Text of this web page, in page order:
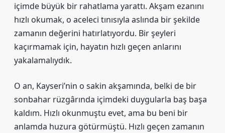
içimde büyük bir rahatlama yarattı. Akşam ezanını
hızlı okumak, o aceleci tınısıyla aslında bir şekilde
zamanın değerini hatırlatıyordu. Bir şeyleri
kaçırmamak için, hayatın hızlı geçen anlarını
yakalamalıydık.
O an, Kayseri’nin o sakin akşamında, belki de bir
sonbahar rüzgârında içimdeki duygularla baş başa
kaldım. Hızlı okunmuştu evet, ama bu beni bir
anlamda huzura götürmüştü. Hızlı geçen zamanın